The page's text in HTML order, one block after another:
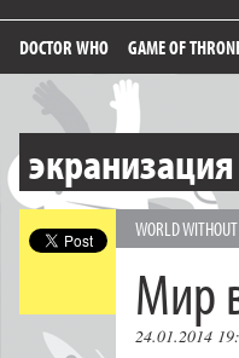
DOCTOR WHO GAME OF
экранизация
WORLD
Мир
24.01.2014